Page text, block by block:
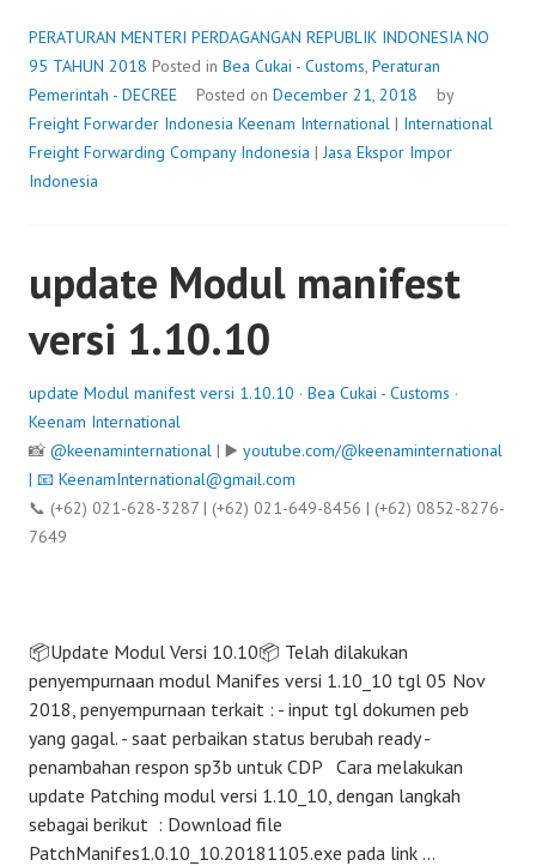
PERATURAN MENTERI PERDAGANGAN REPUBLIK INDONESIA NO
95 TAHUN 2018 Posted in Bea Cukai - Customs, Peraturan
Pemerintah - DECREE
Posted on December 21, 2018
by
Freight Forwarder Indonesia Keenam International | International
Freight Forwarding Company Indonesia |Jasa Ekspor Impor
Indonesia
update Modul manifest
versi 1.10.10
update Modul manifest versi 1.10.10 · Bea Cukai - Customs ·
Keenam International
📸 @keenaminternational | ▶️ youtube.com/@keenaminternational
| 📧 KeenamInternational@gmail.com
📞 (+62) 021-628-3287 | (+62) 021-649-8456 | (+62) 0852-8276-
7649
📦Update Modul Versi 10.10📦 Telah dilakukan
penyempurnaan modul Manifes versi 1.10_10 tgl 05 Nov
2018, penyempurnaan terkait : - input tgl dokumen peb
yang gagal. - saat perbaikan status berubah ready -
penambahan respon sp3b untuk CDP Cara melakukan
update Patching modul versi 1.10_10, dengan langkah
sebagai berikut : Download file
PatchManifes1.0.10_10.20181105.exe pada link …